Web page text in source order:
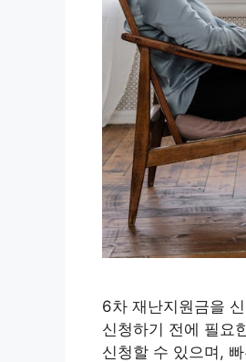
6차 재난지원금을
신청하기 전에 필요
신청할 수 있으며,